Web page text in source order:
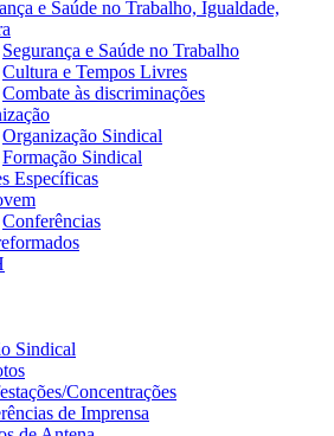
e Saúde no Trabalho, Igualdade,
Segurança e Saúde no Trabalho
Cultura e Tempos Livres
Combate às discriminações
Organização Sindical
Formação Sindical
Específicas
Conferências
Sindical
Concentrações
de Imprensa